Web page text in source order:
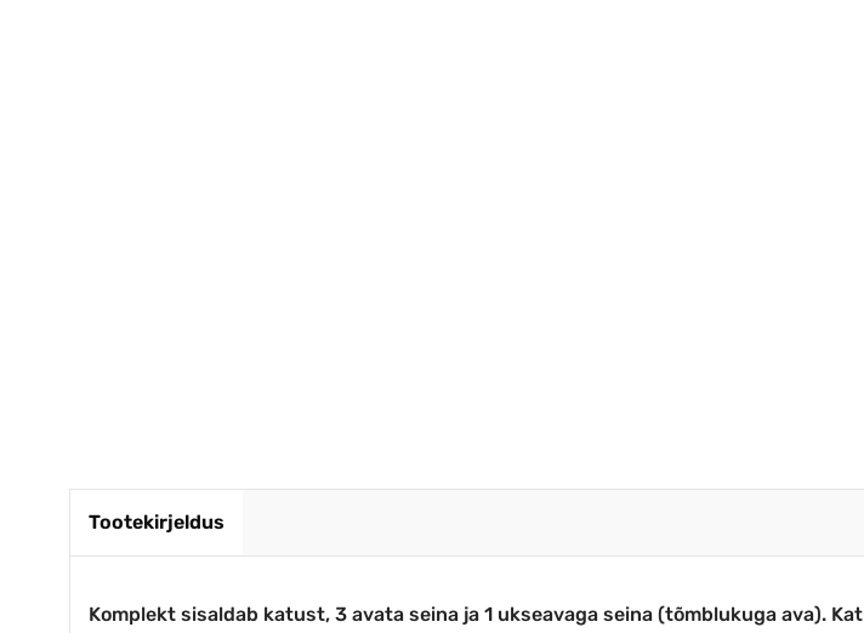
Tootekirjeldus
Komplekt sisaldab katust, 3 avata seina ja 1 ukseavaga seina (tõmblukuga ava).